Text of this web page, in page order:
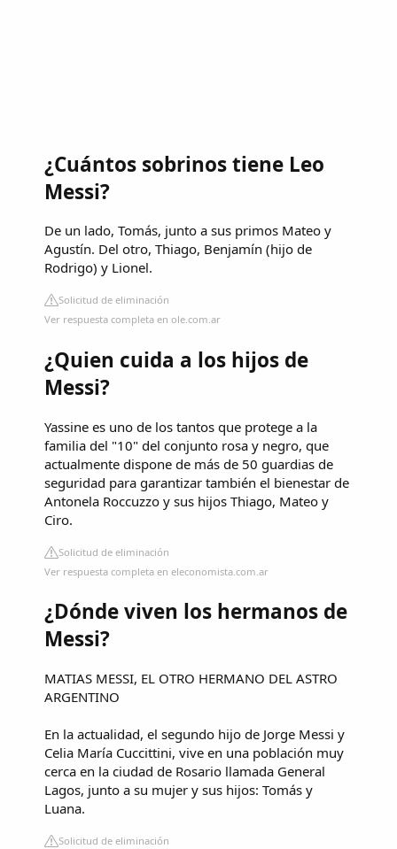
¿Cuántos sobrinos tiene Leo
Messi?
De un lado, Tomás, junto a sus primos Mateo y
Agustín. Del otro, Thiago, Benjamín (hijo de
Rodrigo) y Lionel.
Solicitud de eliminación
Ver respuesta completa en ole.com.ar
¿Quien cuida a los hijos de
Messi?
Yassine es uno de los tantos que protege a la
familia del "10" del conjunto rosa y negro, que
actualmente dispone de más de 50 guardias de
seguridad para garantizar también el bienestar de
Antonela Roccuzzo y sus hijos Thiago, Mateo y
Ciro.
Solicitud de eliminación
Ver respuesta completa en eleconomista.com.ar
¿Dónde viven los hermanos de
Messi?
MATIAS MESSI, EL OTRO HERMANO DEL ASTRO
ARGENTINO
En la actualidad, el segundo hijo de Jorge Messi y
Celia María Cuccittini, vive en una población muy
cerca en la ciudad de Rosario llamada General
Lagos, junto a su mujer y sus hijos: Tomás y
Luana.
Solicitud de eliminación